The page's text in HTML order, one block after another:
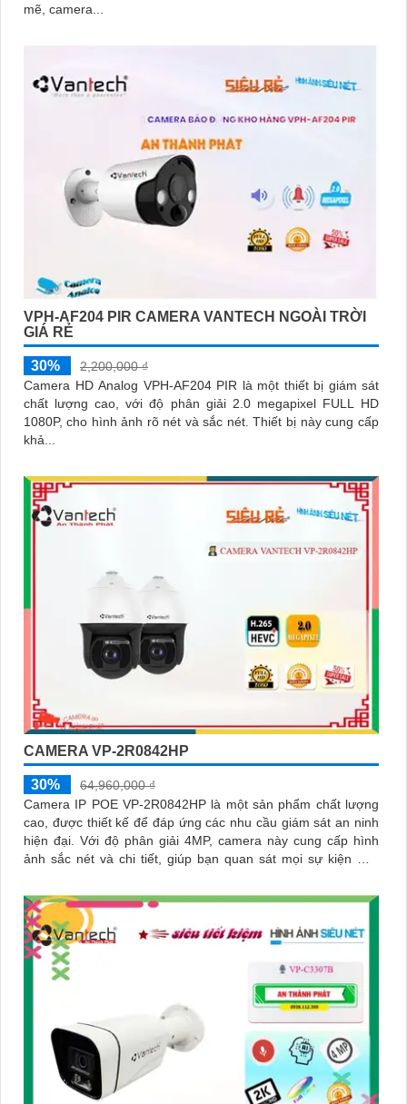
mẽ, camera...
VPH-AF204 PIR CAMERA VANTECH NGOÀI TRỜI
GIÁ RẺ
30%
2,200,000 ₫
Camera HD Analog VPH-AF204 PIR là một thiết bị giám sát
chất lượng cao, với độ phân giải 2.0 megapixel FULL HD
1080P, cho hình ảnh rõ nét và sắc nét. Thiết bị này cung cấp
khả...
CAMERA VP-2R0842HP
30%
64,960,000 ₫
Camera IP POE VP-2R0842HP là một sản phẩm chất lượng
cao, được thiết kế để đáp ứng các nhu cầu giám sát an ninh
hiện đại. Với độ phân giải 4MP, camera này cung cấp hình
ảnh sắc nét và chi tiết, giúp bạn quan sát mọi sự kiện một